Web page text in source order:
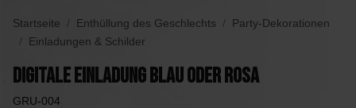
Startseite Enthüllung des Geschlechts
Party-Dekorationen
Einladungen & Schilder
Digitale Einladung Blau oder Rosa
GRU-004